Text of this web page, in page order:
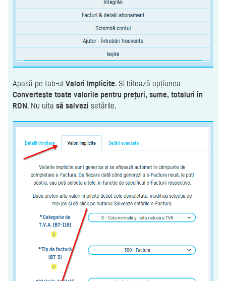
Apasă pe tab-ul Valori Implicite. Și bifează opțiunea
Converteşte toate valorile pentru prețuri, sume, totaluri în
RON. Nu uita să salvezi setările.